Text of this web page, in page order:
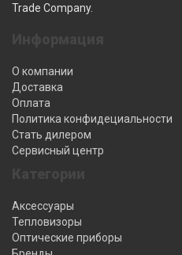
Trade Company.
О компании
Доставка
Оплата
Политика конфидециальности
Стать дилером
Сервисный центр
Аксессуары
Тепловизоры
Оптические приборы